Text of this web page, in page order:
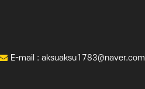
E-mail : aksuaksu1783@naver.com